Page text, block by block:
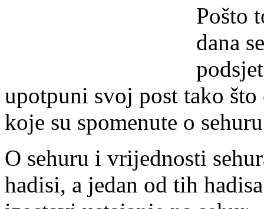
Pošto
dana
upotpuni svoj post tako
koje su spomenute o
O sehuru i vrijednosti
hadisi, a jedan od tih